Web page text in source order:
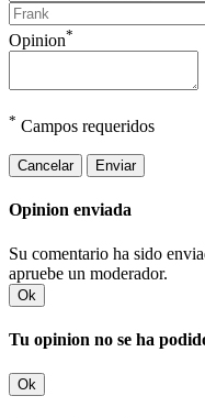
Opinion*
* Campos requeridos
Cancelar Enviar
Opinion enviada
Su comentario ha sido
apruebe un moderador.
Ok
Tu opinion no se ha
Ok